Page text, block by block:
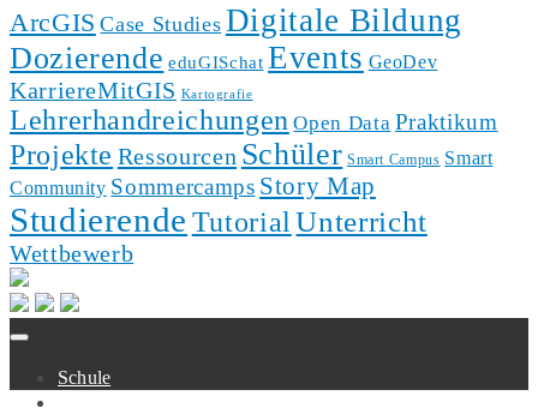
ArcGIS Case Studies Digitale Bildung
Dozierende eduGISchat Events GeoDev
KarriereMitGIS Kartografie
Lehrerhandreichungen Open Data Praktikum
Projekte Ressourcen Schüler Smart Campus Smart
Community Sommercamps Story Map
Studierende Tutorial Unterricht
Wettbewerb
Schule